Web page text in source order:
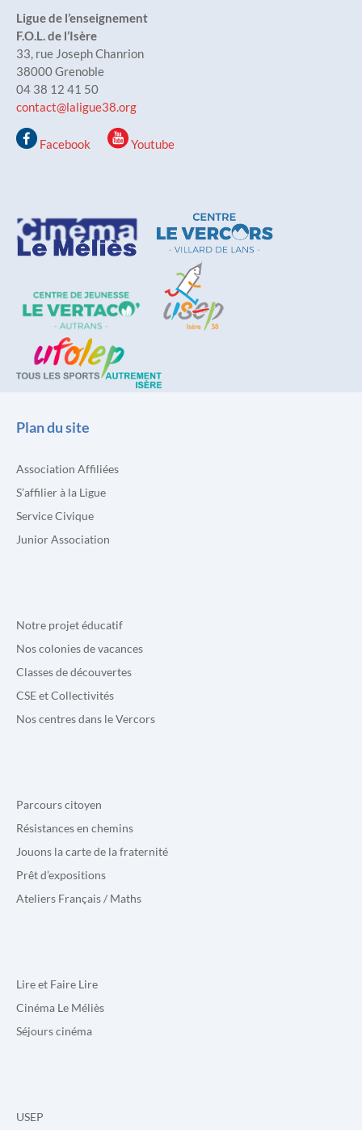
Ligue de l’enseignement
F.O.L. de l’Isère
33, rue Joseph Chanrion
38000 Grenoble
04 38 12 41 50
contact@laligue38.org
Facebook Youtube
Plan du site
Association Affiliées
S’affilier à la Ligue
Service Civique
Junior Association
Notre projet éducatif
Nos colonies de vacances
Classes de découvertes
CSE et Collectivités
Nos centres dans le Vercors
Parcours citoyen
Résistances en chemins
Jouons la carte de la fraternité
Prêt d’expositions
Ateliers Français / Maths
Lire et Faire Lire
Cinéma Le Méliès
Séjours cinéma
USEP